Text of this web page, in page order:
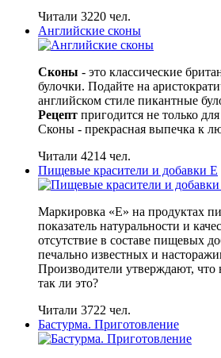
Читали 3220 чел.
Английские сконы
Сконы - это классические
булочки. Подайте на
английском стиле пикантные
Рецепт пригодится не только
Сконы - прекрасная выпечка к
Читали 4214 чел.
Пищевые красители и добавки Е
Маркировка «Е» на продуктах
показатель натуральности и
отсутствие в составе пищевых
печально известных и
Производители утверждают, что
так ли это?
Читали 3722 чел.
Бастурма. Приготовление